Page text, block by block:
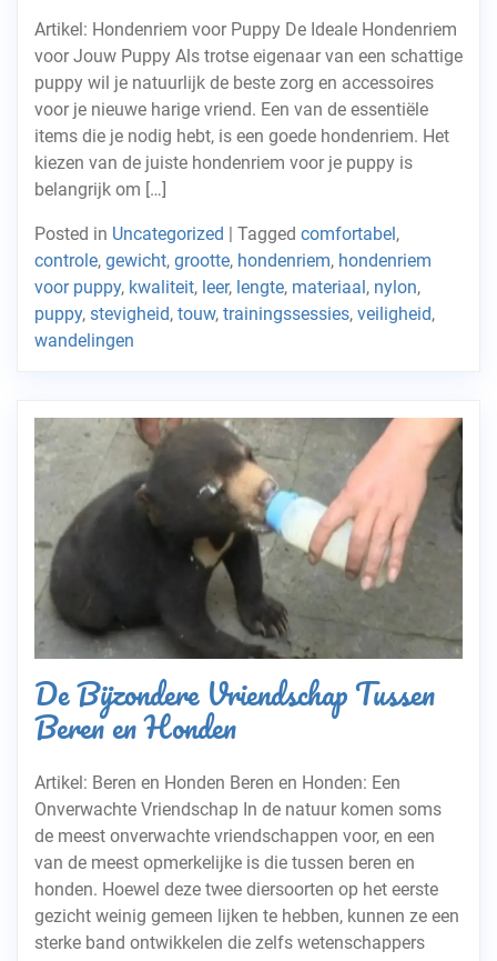
Artikel: Hondenriem voor Puppy De Ideale Hondenriem
voor Jouw Puppy Als trotse eigenaar van een schattige
puppy wil je natuurlijk de beste zorg en accessoires
voor je nieuwe harige vriend. Een van de essentiële
items die je nodig hebt, is een goede hondenriem. Het
kiezen van de juiste hondenriem voor je puppy is
belangrijk om […]
Posted in Uncategorized | Tagged comfortabel,
controle, gewicht, grootte, hondenriem, hondenriem
voor puppy, kwaliteit, leer, lengte, materiaal, nylon,
puppy, stevigheid, touw, trainingssessies, veiligheid,
wandelingen
De Bijzondere Vriendschap Tussen
Beren en Honden
Artikel: Beren en Honden Beren en Honden: Een
Onverwachte Vriendschap In de natuur komen soms
de meest onverwachte vriendschappen voor, en een
van de meest opmerkelijke is die tussen beren en
honden. Hoewel deze twee diersoorten op het eerste
gezicht weinig gemeen lijken te hebben, kunnen ze een
sterke band ontwikkelen die zelfs wetenschappers